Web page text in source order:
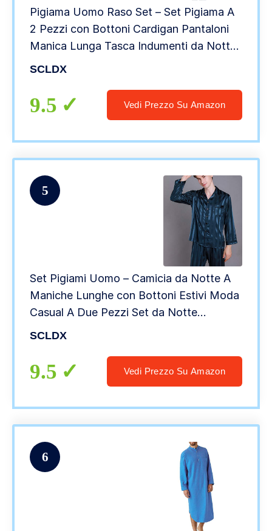
Pigiama Uomo Raso Set – Set Pigiama A
2 Pezzi con Bottoni Cardigan Pantaloni
Manica Lunga Tasca Indumenti da Notte
– Indumenti da Notte Morbidi Casual
SCLDX
9.5 Vedi Prezzo Su Amazon
5
Set Pigiami Uomo – Camicia da Notte A
Maniche Lunghe con Bottoni Estivi Moda
Casual A Due Pezzi Set da Notte
Abbigliamento da Notte A Righe Scozzesi
Pantaloni,
SCLDX
9.5 Vedi Prezzo Su Amazon
6